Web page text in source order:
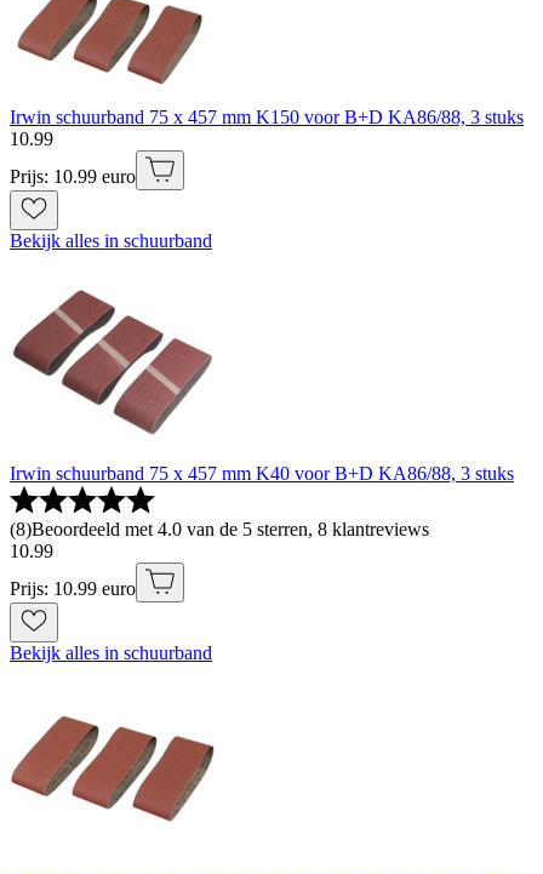
Irwin schuurband 75 x 457 mm K150 voor B+D KA86/88, 3 stuks
10.99
Prijs: 10.99 euro
Bekijk alles in schuurband
Irwin schuurband 75 x 457 mm K40 voor B+D KA86/88, 3 stuks
(8)Beoordeeld met 4.0 van de 5 sterren, 8 klantreviews
10.99
Prijs: 10.99 euro
Bekijk alles in schuurband